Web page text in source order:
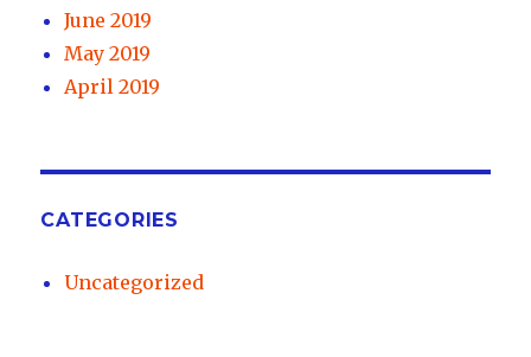
June 2019
May 2019
April 2019
CATEGORIES
Uncategorized